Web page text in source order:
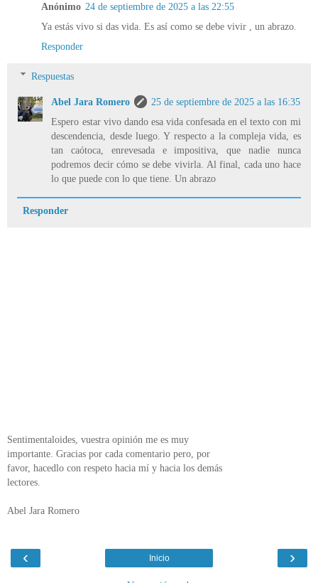
Anónimo 24 de septiembre de 2025 a las 22:55
Ya estás vivo si das vida. Es así como se debe vivir , un abrazo.
Responder
Respuestas
Abel Jara Romero
25 de septiembre de 2025 a las 16:35
Espero estar vivo dando esa vida confesada en el texto con mi
descendencia, desde luego. Y respecto a la compleja vida, es
tan caótoca, enrevesada e impositiva, que nadie nunca
podremos decir cómo se debe vivirla. Al final, cada uno hace
lo que puede con lo que tiene. Un abrazo
Responder
Sentimentaloides, vuestra opinión me es muy
importante. Gracias por cada comentario pero, por
favor, hacedlo con respeto hacia mí y hacia los demás
lectores.
Abel Jara Romero
‹ ›
Inicio